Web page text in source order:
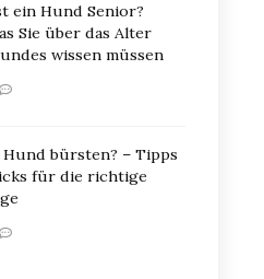
ein Hund Senior?
Sie über das Alter
wissen müssen
bürsten? – Tipps
für die richtige